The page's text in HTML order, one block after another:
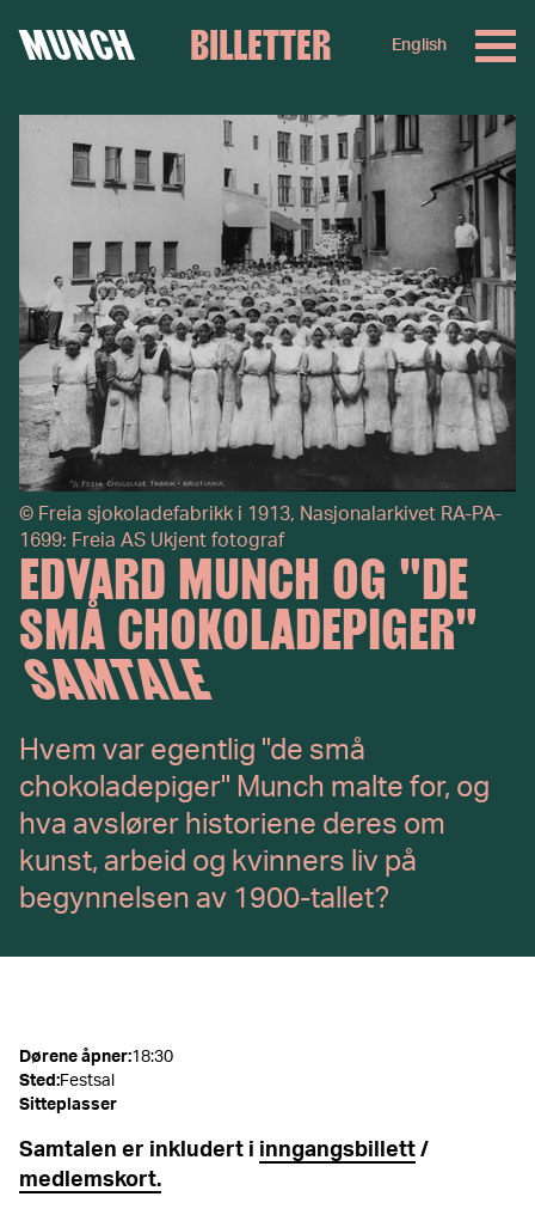
MUNCH BILLETTER English
EDVARD MUNCH OG "DE
SMÅ CHOKOLADEPIGER"
SAMTALE
Hvem var egentlig "de små
chokoladepiger" Munch malte for, og
hva avslører historiene deres om
kunst, arbeid og kvinners liv på
begynnelsen av 1900-tallet?
© Freia sjokoladefabrikk i 1913, Nasjonalarkivet RA-PA-
1699: Freia AS Ukjent fotograf
Dørene åpner:18:30
Sted :Festsal
Sitteplasser
Samtalen er inkludert i inngangsbillett /
medlemskort.